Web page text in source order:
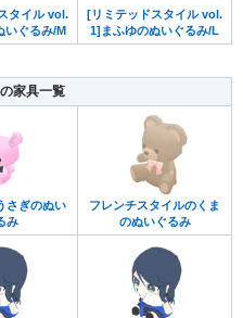
タイル vol.
いぐるみ/M
[リミテッドスタイル vol.
1]まふゆのぬいぐるみ/L
家具一覧
さぎのぬい
み
フレンチスタイルのくま
のぬいぐるみ